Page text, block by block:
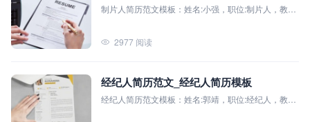
制片人简历范文模板：姓名:小强，职位:制片人，教育
2977 阅读
经纪人简历范文_经纪人简历模板
经纪人简历范文模板：姓名:郭靖，职位:经纪人，教育